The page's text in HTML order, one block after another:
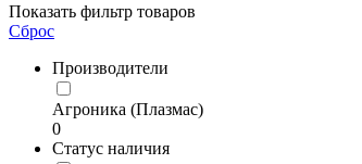
Показать фильтр товаров
Сброс
Производители
Агроника (Плазмас)
0
Статус наличия